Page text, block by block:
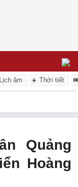
âm ☀️ Thời tiết
Quảng
Hoàng